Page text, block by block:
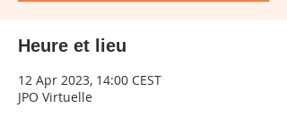
Heure et lieu
12 Apr 2023, 14:00 CEST
JPO Virtuelle